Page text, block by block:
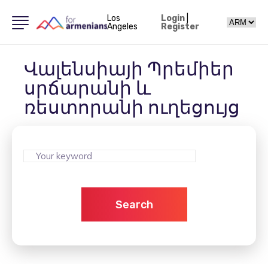
Los
Angeles
Login|
Register
Վալենսիայի Պրեմիեր
սրճարանի և
ռեստորանի ուղեցույց
Search